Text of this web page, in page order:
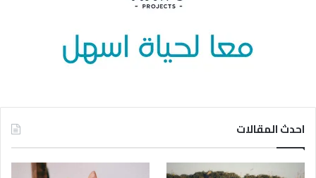
احدث المقالات